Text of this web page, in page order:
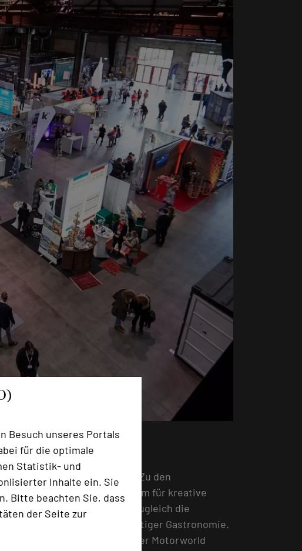
Besuch unseres Portals
für die optimale
Statistik- und
Inhalte ein. Sie
Bitte beachten Sie, dass
der Seite zur
Standort des ehemaligen
Veranstaltungen. Zu den
Messe faszinierenden Raum für kreative
Fahrkultur und zugleich die
Hotelangebot und vielfältiger Gastronomie.
aktuellen Baufortschritt der Motorworld